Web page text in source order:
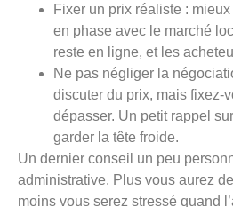
Fixer un prix réaliste :
en phase avec le marché
reste en ligne, et les
Ne pas négliger la
discuter du prix, mais fixez-
dépasser. Un petit rappel
garder la tête froide.
Un dernier conseil un peu
administrative. Plus vous aurez
moins vous serez stressé quand